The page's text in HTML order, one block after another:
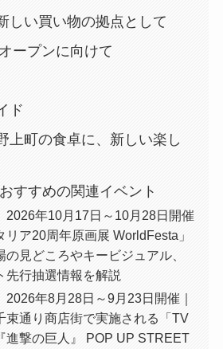
しい買い物の拠点として
ープンに向けて
ド
上町の食卓に、新しい楽し
すすめの関連イベント
2026年10月17日～10月28日開催
リア20周年原画展 WorldFesta」
の見どころやキービジュアル、
先行抽選情報を解説
2026年8月28日～9月23日開催｜
束通り商店街で実施される「TV
進撃の巨人』 POP UP STREET